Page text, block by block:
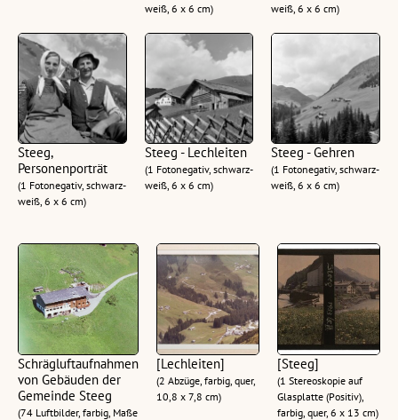
weiß, 6 x 6 cm)
weiß, 6 x 6 cm)
Steeg,
Personenporträt
(1 Fotonegativ, schwarz-
weiß, 6 x 6 cm)
Steeg - Lechleiten
(1 Fotonegativ, schwarz-
weiß, 6 x 6 cm)
Steeg - Gehren
(1 Fotonegativ, schwarz-
weiß, 6 x 6 cm)
Schrägluftaufnahmen
von Gebäuden der
Gemeinde Steeg
(74 Luftbilder, farbig, Maße
[Lechleiten]
(2 Abzüge, farbig, quer,
10,8 x 7,8 cm)
[Steeg]
(1 Stereoskopie auf
Glasplatte (Positiv),
farbig, quer, 6 x 13 cm)